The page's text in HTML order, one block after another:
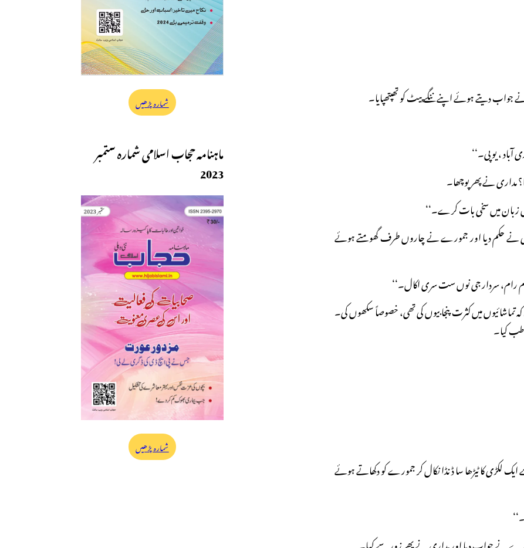
دیتے ہوئے اپنے ننگے پیٹ کو تھپتھپایا۔
آباد ، یوپی۔‘‘
نے پھر پوچھا۔
جس زبان میں سخی بات کرے۔‘‘
نے حکم دیا اور جمورے نے چاروں طرف گھومتے ہوئے
رام، سردار جی نوں ست سری اکال۔‘‘
کہ تماشائیوں میں کثرت پنجابیوں کی تھی، خصوصاً سکھوں کی۔
کیا۔
لکڑی کا ٹیڑھا سا ڈنڈا نکال کر جمورے کو دکھاتے ہوئے
نے جواب دیا اور مداری نے پھر زور سے کہا۔
شمارہ پڑھیں
ماہنامہ حجاب اسلامی شمارہ ستمبر
2023
شمارہ پڑھیں